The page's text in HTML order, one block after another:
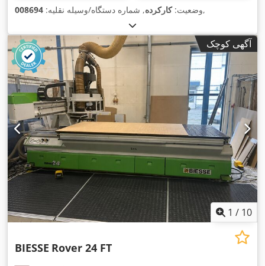
وضعیت:کارکرده, شماره دستگاه/وسیله نقلیه: 008694 ,
آگهی کوچک
1 / 10
BIESSE Rover 24 FT